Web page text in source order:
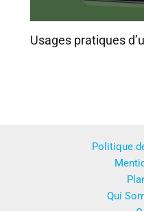
Usages pratiques
Politique
Qui